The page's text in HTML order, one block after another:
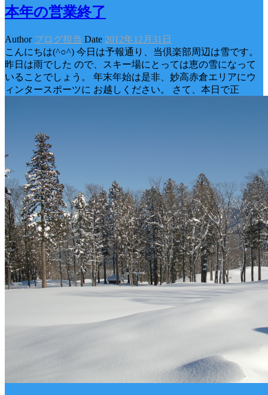
本年の営業終了
Author ブログ担当 Date 2012年12月31日
こんにちは(^○^) 今日は予報通り、当倶楽部周辺は雪です。
昨日は雨でした ので、スキー場にとっては恵の雪になって
いることでしょう。 年末年始は是非、妙高赤倉エリアにウ
ィンタースポーツに お越しください。 さて、本日で正